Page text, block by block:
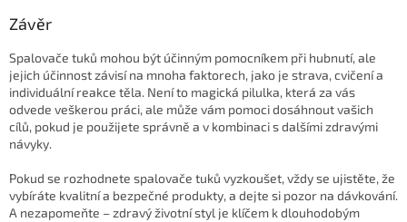
Závěr
Spalovače tuků mohou být účinným pomocníkem při hubnutí, ale
jejich účinnost závisí na mnoha faktorech, jako je strava, cvičení a
individuální reakce těla. Není to magická pilulka, která za vás
odvede veškerou práci, ale může vám pomoci dosáhnout vašich
cílů, pokud je použijete správně a v kombinaci s dalšími zdravými
návyky.
Pokud se rozhodnete spalovače tuků vyzkoušet, vždy se ujistěte, že
vybíráte kvalitní a bezpečné produkty, a dejte si pozor na dávkování.
A nezapomeňte – zdravý životní styl je klíčem k dlouhodobým